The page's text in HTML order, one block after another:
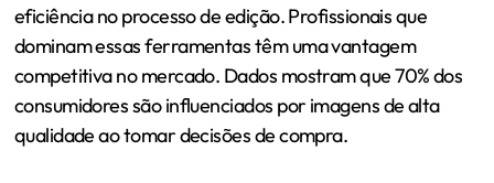
eficiência no processo de edição. Profissionais que
dominam essas ferramentas têm uma vantagem
competitiva no mercado. Dados mostram que 70% dos
consumidores são influenciados por imagens de alta
qualidade ao tomar decisões de compra.